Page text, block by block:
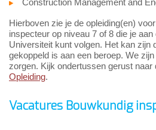
Construction Management and
Hierboven zie je de opleiding(en)
inspecteur op niveau 7 of 8 die je
Universiteit kunt volgen. Het kan zijn
gekoppeld is aan een beroep. We
zorgen. Kijk ondertussen gerust
Opleiding.
Vacatures Bouwkundig